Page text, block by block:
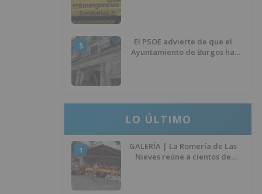
5
El PSOE advierte de que el
Ayuntamiento de Burgos ha
LO ÚLTIMO
1
GALERÍA | La Romería de Las
Nieves reúne a cientos de